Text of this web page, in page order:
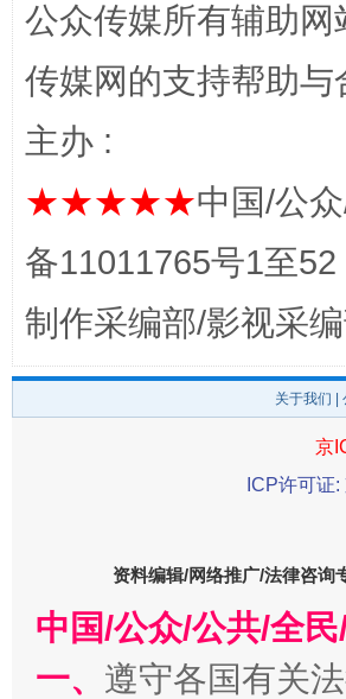
以产业富民促振兴
从幼儿园到大学，有这些资助
公众传媒所有辅助
传媒网的支持帮助
主办 :
★★★★★中国/公
备11011765号1至
制作采编部/影视采
关于我们
京
ICP许可证
资料编辑/网络推广/法律咨询
中国/公众/公共/全
一、 遵守各国有关